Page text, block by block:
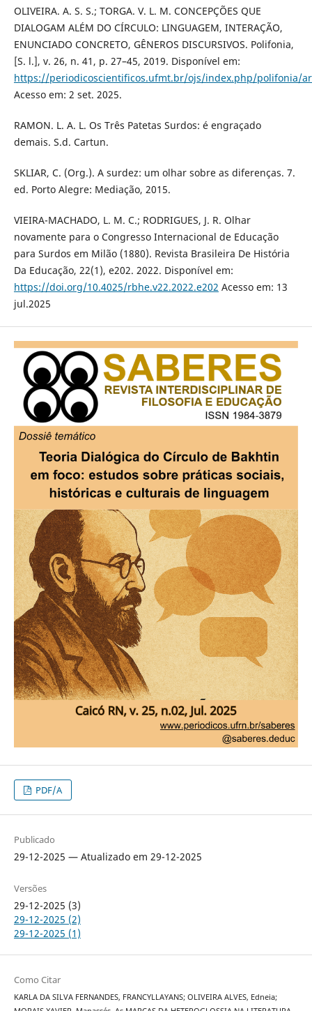
OLIVEIRA. A. S. S.; TORGA. V. L. M. CONCEPÇÕES QUE
DIALOGAM ALÉM DO CÍRCULO: LINGUAGEM, INTERAÇÃO,
ENUNCIADO CONCRETO, GÊNEROS DISCURSIVOS. Polifonia,
[S. l.], v. 26, n. 41, p. 27–45, 2019. Disponível em:
https://periodicoscientificos.ufmt.br/ojs/index.php/polifonia/
Acesso em: 2 set. 2025.
RAMON. L. A. L. Os Três Patetas Surdos: é engraçado
demais. S.d. Cartun.
SKLIAR, C. (Org.). A surdez: um olhar sobre as diferenças. 7.
ed. Porto Alegre: Mediação, 2015.
VIEIRA-MACHADO, L. M. C.; RODRIGUES, J. R. Olhar
novamente para o Congresso Internacional de Educação
para Surdos em Milão (1880). Revista Brasileira De História
Da Educação, 22(1), e202. 2022. Disponível em:
https://doi.org/10.4025/rbhe.v22.2022.e202 Acesso em: 13
jul.2025
PDF/A
Publicado
29-12-2025 — Atualizado em 29-12-2025
Versões
29-12-2025 (3)
29-12-2025 (2)
29-12-2025 (1)
Como Citar
KARLA DA SILVA FERNANDES, FRANCYLLAYANS; OLIVEIRA ALVES, Edneia;